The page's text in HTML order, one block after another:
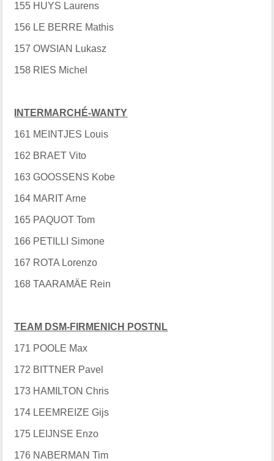
155 HUYS Laurens
156 LE BERRE Mathis
157 OWSIAN Lukasz
158 RIES Michel
INTERMARCHÉ-WANTY
161 MEINTJES Louis
162 BRAET Vito
163 GOOSSENS Kobe
164 MARIT Arne
165 PAQUOT Tom
166 PETILLI Simone
167 ROTA Lorenzo
168 TAARAMÄE Rein
TEAM DSM-FIRMENICH POSTNL
171 POOLE Max
172 BITTNER Pavel
173 HAMILTON Chris
174 LEEMREIZE Gijs
175 LEIJNSE Enzo
176 NABERMAN Tim